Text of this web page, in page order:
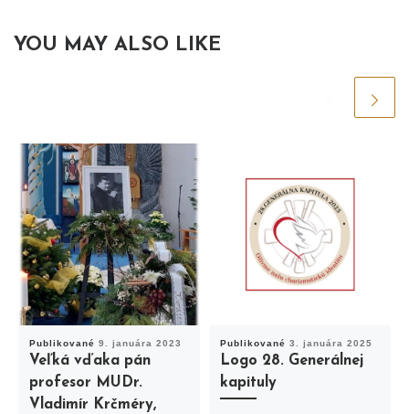
YOU MAY ALSO LIKE
Publikované 9. januára 2023
Veľká vďaka pán
profesor MUDr.
Vladimír Krčméry,
Publikované 3. januára 2025
Logo 28. Generálnej
kapituly